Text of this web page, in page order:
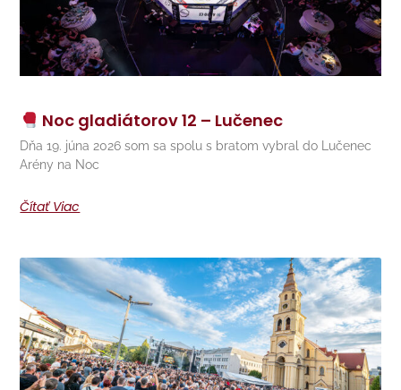
Noc gladiátorov 12 – Lučenec
Dňa 19. júna 2026 som sa spolu s bratom vybral do Lučenec
Arény na Noc
Čítať Viac